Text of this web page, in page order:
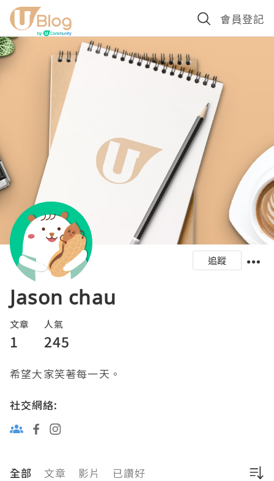
會員登記
追蹤
Jason chau
文章
1
人氣
245
希望大家笑著每一天。
社交網絡:
全部 文章 影片 已讚好